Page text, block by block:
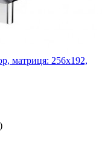
матриця: 256x192,